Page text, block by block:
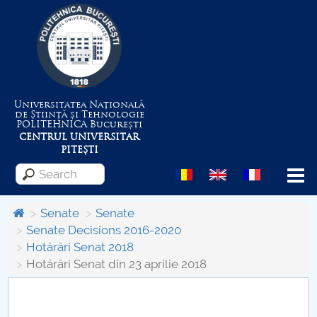
Universitatea Națională
de Știință și Tehnologie
POLITEHNICABucurești
CENTRUL UNIVERSITAR
PITEȘTI
Menu
About the University
Centrul de Management al Proiectelor
Senate
Senate
Senate Decisions 2016-2020
Hotărâri Senat 2018
Hotărâri Senat din 23 aprilie 2018